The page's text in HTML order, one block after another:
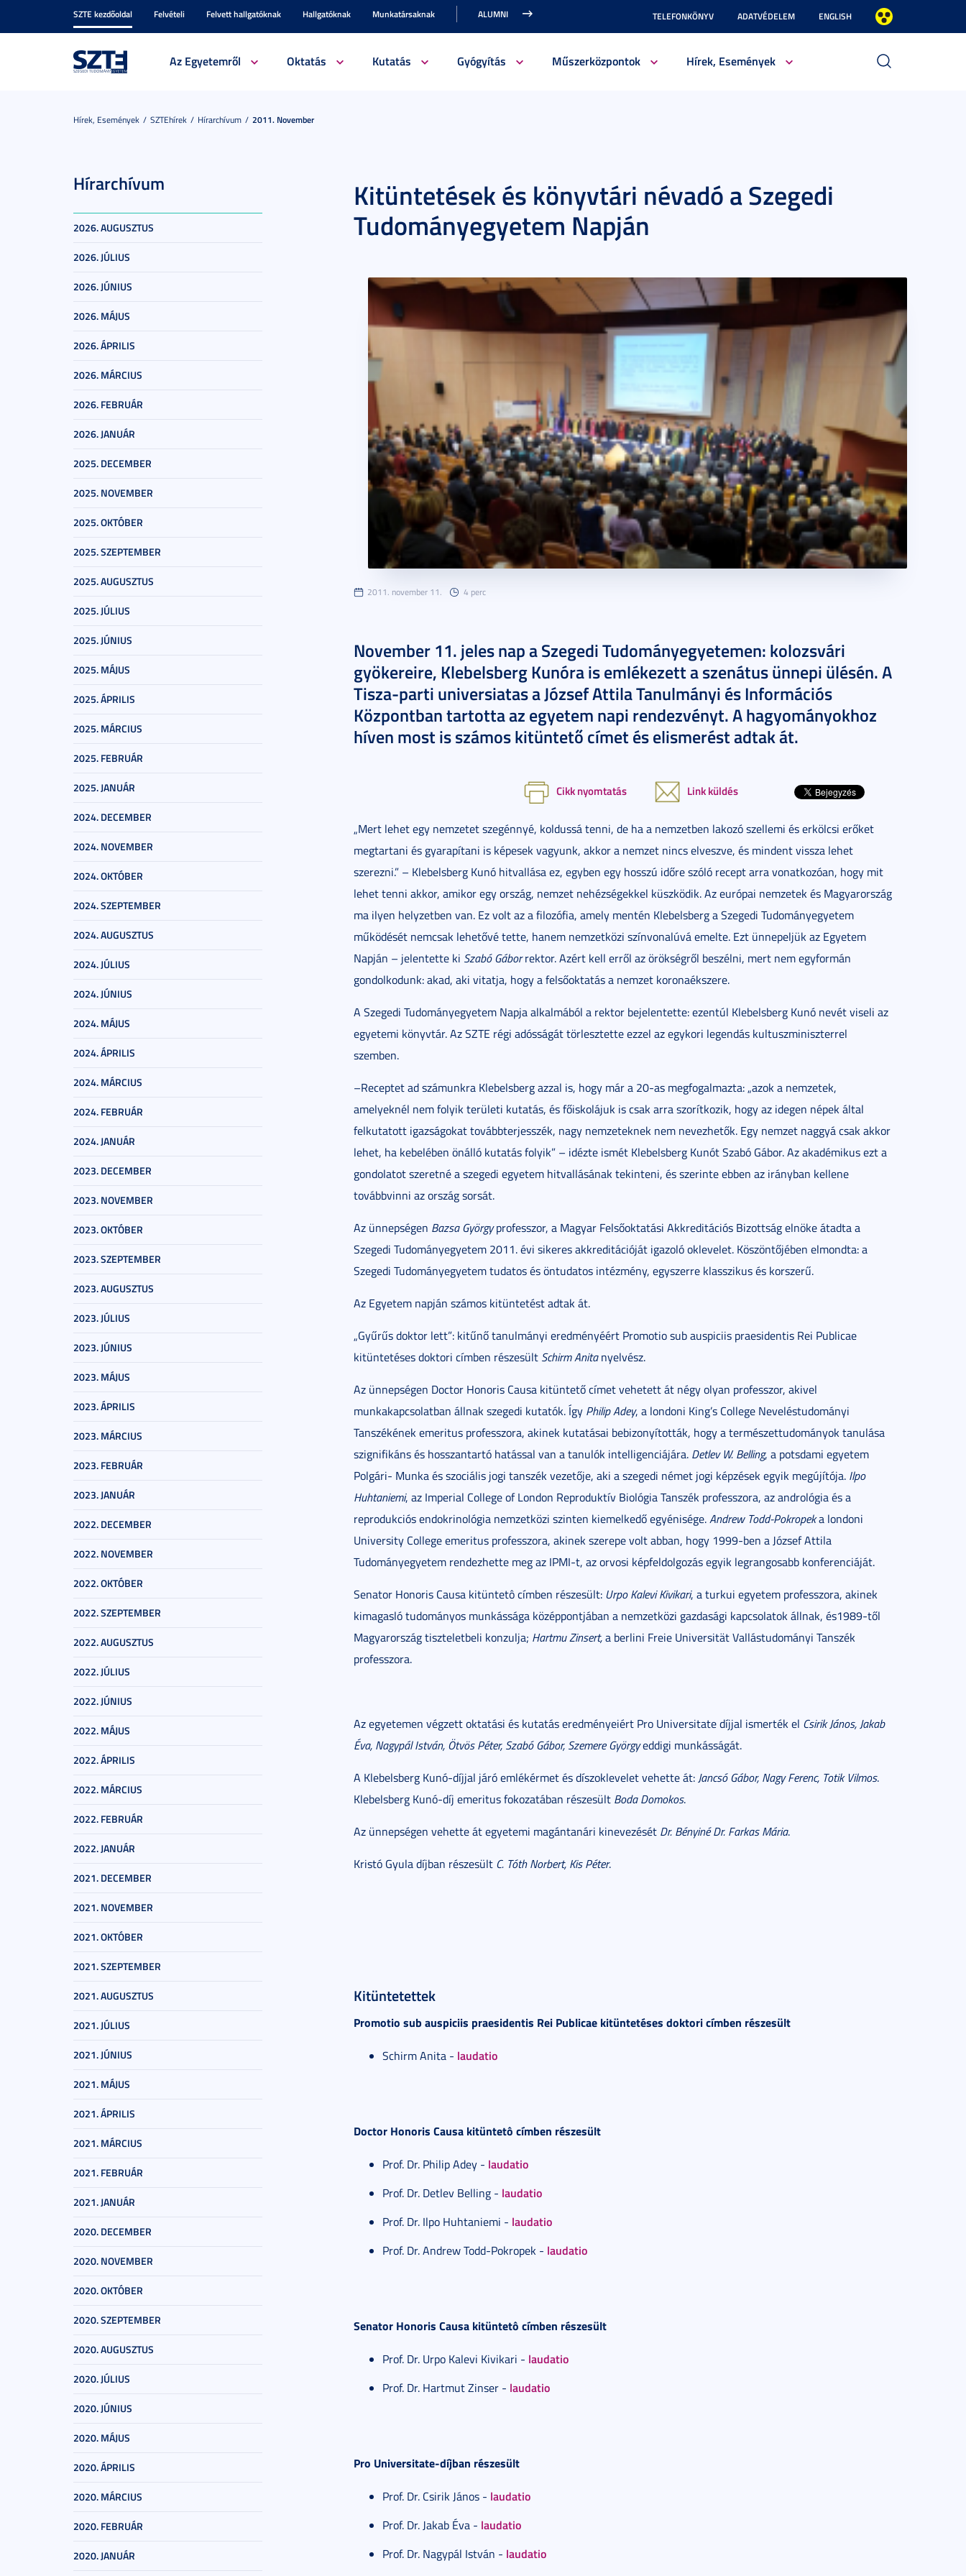
SZTE kezdőoldal Felvételi Felvett hallgatóknak Hallgatóknak Munkatársaknak ALUMNI TELEFONKÖNYV ADATVÉDELEM ENGLISH
Az Egyetemről Oktatás Kutatás Gyógyítás Műszerközpontok Hírek, Események
Hírek, Események SZTEhírek Hírarchívum 2011. November
Hírarchívum
2026. AUGUSZTUS
2026. JÚLIUS
2026. JÚNIUS
2026. MÁJUS
2026. ÁPRILIS
2026. MÁRCIUS
2026. FEBRUÁR
2026. JANUÁR
2025. DECEMBER
2025. NOVEMBER
2025. OKTÓBER
2025. SZEPTEMBER
2025. AUGUSZTUS
2025. JÚLIUS
2025. JÚNIUS
2025. MÁJUS
2025. ÁPRILIS
2025. MÁRCIUS
2025. FEBRUÁR
2025. JANUÁR
2024. DECEMBER
2024. NOVEMBER
2024. OKTÓBER
2024. SZEPTEMBER
2024. AUGUSZTUS
2024. JÚLIUS
2024. JÚNIUS
2024. MÁJUS
2024. ÁPRILIS
2024. MÁRCIUS
2024. FEBRUÁR
2024. JANUÁR
2023. DECEMBER
2023. NOVEMBER
2023. OKTÓBER
2023. SZEPTEMBER
2023. AUGUSZTUS
2023. JÚLIUS
2023. JÚNIUS
2023. MÁJUS
2023. ÁPRILIS
2023. MÁRCIUS
2023. FEBRUÁR
2023. JANUÁR
2022. DECEMBER
2022. NOVEMBER
2022. OKTÓBER
2022. SZEPTEMBER
2022. AUGUSZTUS
2022. JÚLIUS
2022. JÚNIUS
2022. MÁJUS
2022. ÁPRILIS
2022. MÁRCIUS
2022. FEBRUÁR
2022. JANUÁR
2021. DECEMBER
2021. NOVEMBER
2021. OKTÓBER
2021. SZEPTEMBER
2021. AUGUSZTUS
2021. JÚLIUS
2021. JÚNIUS
2021. MÁJUS
2021. ÁPRILIS
2021. MÁRCIUS
2021. FEBRUÁR
2021. JANUÁR
2020. DECEMBER
2020. NOVEMBER
2020. OKTÓBER
2020. SZEPTEMBER
2020. AUGUSZTUS
2020. JÚLIUS
2020. JÚNIUS
2020. MÁJUS
2020. ÁPRILIS
2020. MÁRCIUS
2020. FEBRUÁR
2020. JANUÁR
Kitüntetések és könyvtári névadó a Szegedi
Tudományegyetem Napján
2011. november 11. 4 perc
November 11. jeles nap a Szegedi Tudományegyetemen: kolozsvári
gyökereire, Klebelsberg Kunóra is emlékezett a szenátus ünnepi ülésén. A
Tisza-parti universiatas a József Attila Tanulmányi és Információs
Központban tartotta az egyetem napi rendezvényt. A hagyományokhoz
híven most is számos kitüntető címet és elismerést adtak át.
Cikk nyomtatás Link küldés
„Mert lehet egy nemzetet szegénnyé, koldussá tenni, de ha a nemzetben lakozó szellemi és erkölcsi erőket
megtartani és gyarapítani is képesek vagyunk, akkor a nemzet nincs elveszve, és mindent vissza lehet
szerezni.” – Klebelsberg Kunó hitvallása ez, egyben egy hosszú időre szóló recept arra vonatkozóan, hogy mit
lehet tenni akkor, amikor egy ország, nemzet nehézségekkel küszködik. Az európai nemzetek és Magyarország
ma ilyen helyzetben van. Ez volt az a filozófia, amely mentén Klebelsberg a Szegedi Tudományegyetem
működését nemcsak lehetővé tette, hanem nemzetközi színvonalúvá emelte. Ezt ünnepeljük az Egyetem
Napján – jelentette ki Szabó Gáborrektor. Azért kell erről az örökségről beszélni, mert nem egyformán
gondolkodunk: akad, aki vitatja, hogy a felsőoktatás a nemzet koronaékszere.
A Szegedi Tudományegyetem Napja alkalmából a rektor bejelentette: ezentúl Klebelsberg Kunó nevét viseli az
egyetemi könyvtár. Az SZTE régi adósságát törlesztette ezzel az egykori legendás kultuszminiszterrel
szemben.
–Receptet ad számunkra Klebelsberg azzal is, hogy már a 20-as megfogalmazta: „azok a nemzetek,
amelyeknél nem folyik területi kutatás, és főiskolájuk is csak arra szorítkozik, hogy az idegen népek által
felkutatott igazságokat továbbterjesszék, nagy nemzeteknek nem nevezhetők. Egy nemzet naggyá csak akkor
lehet, ha kebelében önálló kutatás folyik” – idézte ismét Klebelsberg Kunót Szabó Gábor. Az akadémikus ezt a
gondolatot szeretné a szegedi egyetem hitvallásának tekinteni, és szerinte ebben az irányban kellene
továbbvinni az ország sorsát.
Az ünnepségen Bazsa Györgyprofesszor, a Magyar Felsőoktatási Akkreditációs Bizottság elnöke átadta a
Szegedi Tudományegyetem 2011. évi sikeres akkreditációját igazoló oklevelet. Köszöntőjében elmondta: a
Szegedi Tudományegyetem tudatos és öntudatos intézmény, egyszerre klasszikus és korszerű.
Az Egyetem napján számos kitüntetést adtak át.
„Gyűrűs doktor lett”: kitűnő tanulmányi eredményéért Promotio sub auspiciis praesidentis Rei Publicae
kitüntetéses doktori címben részesült Schirm Anitanyelvész.
Az ünnepségen Doctor Honoris Causa kitüntető címet vehetett át négy olyan professzor, akivel
munkakapcsolatban állnak szegedi kutatók. Így Philip Adey, a londoni King’s College Neveléstudományi
Tanszékének emeritus professzora, akinek kutatásai bebizonyították, hogy a természettudományok tanulása
szignifikáns és hosszantartó hatással van a tanulók intelligenciájára. Detlev W. Belling, a potsdami egyetem
Polgári- Munka és szociális jogi tanszék vezetője, aki a szegedi német jogi képzések egyik megújítója. Ilpo
Huhtaniemi, az Imperial College of London Reproduktív Biológia Tanszék professzora, az andrológia és a
reprodukciós endokrinológia nemzetközi szinten kiemelkedő egyénisége.Andrew Todd-Pokropeka londoni
University College emeritus professzora, akinek szerepe volt abban, hogy 1999-ben a József Attila
Tudományegyetem rendezhette meg az IPMI-t, az orvosi képfeldolgozás egyik legrangosabb konferenciáját.
Senator Honoris Causa kitüntetô címben részesült: Urpo Kalevi Kivikari, a turkui egyetem professzora, akinek
kimagasló tudományos munkássága középpontjában a nemzetközi gazdasági kapcsolatok állnak, és1989-től
Magyarország tiszteletbeli konzulja; Hartmu Zinsert,a berlini Freie Universität Vallástudományi Tanszék
professzora.
Az egyetemen végzett oktatási és kutatás eredményeiért Pro Universitate díjjal ismerték el Csirik János, Jakab
Éva, Nagypál István, Ötvös Péter, Szabó Gábor, Szemere Györgyeddigi munkásságát.
A Klebelsberg Kunó-díjjal járó emlékérmet és díszoklevelet vehette át: Jancsó Gábor, Nagy Ferenc, Totik Vilmos.
Klebelsberg Kunó-díj emeritus fokozatában részesült Boda Domokos.
Az ünnepségen vehette át egyetemi magántanári kinevezését Dr. Bényiné Dr. Farkas Mária.
Kristó Gyula díjban részesült C. Tóth Norbert, Kis Péter.
Kitüntetettek
Promotio sub auspiciis praesidentis Rei Publicae kitüntetéses doktori címben részesült
Schirm Anita - laudatio
Doctor Honoris Causa kitüntetô címben részesült
Prof. Dr. Philip Adey - laudatio
Prof. Dr. Detlev Belling - laudatio
Prof. Dr. Ilpo Huhtaniemi - laudatio
Prof. Dr. Andrew Todd-Pokropek - laudatio
Senator Honoris Causa kitüntetô címben részesült
Prof. Dr. Urpo Kalevi Kivikari - laudatio
Prof. Dr. Hartmut Zinser - laudatio
Pro Universitate-díjban részesült
Prof. Dr. Csirik János - laudatio
Prof. Dr. Jakab Éva - laudatio
Prof. Dr. Nagypál István - laudatio